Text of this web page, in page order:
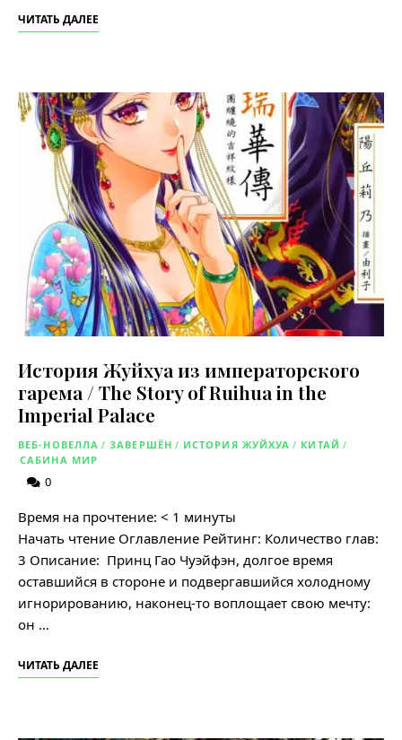
ЧИТАТЬ ДАЛЕЕ
История Жуйхуа из императорского
гарема / The Story of Ruihua in the
Imperial Palace
ВЕБ-НОВЕЛЛА / ЗАВЕРШЁН / ИСТОРИЯ ЖУЙХУА / КИТАЙ /
САБИНА МИР
0
Время на прочтение: < 1 минуты
Начать чтение Оглавление Рейтинг: Количество глав:
3 Описание: Принц Гао Чуэйфэн, долгое время
оставшийся в стороне и подвергавшийся холодному
игнорированию, наконец-то воплощает свою мечту:
он …
ЧИТАТЬ ДАЛЕЕ